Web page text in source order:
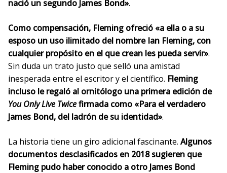
nació un segundo James Bond».
Como compensación, Fleming ofreció «a ella o a su
esposo un uso ilimitado del nombre Ian Fleming, con
cualquier propósito en el que crean les pueda servir».
Sin duda un trato justo que selló una amistad
inesperada entre el escritor y el científico. Fleming
incluso le regaló al ornitólogo una primera edición de
You Only Live Twicefirmada como «Para el verdadero
James Bond, del ladrón de su identidad».
La historia tiene un giro adicional fascinante. Algunos
documentos desclasificados en 2018 sugieren que
Fleming pudo haber conocido a otro James Bond